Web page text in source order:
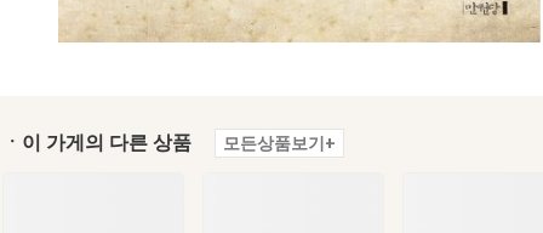
ㆍ이 가게의 다른 상품 모든상품보기+